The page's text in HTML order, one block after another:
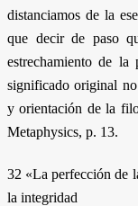
distanciamos de la
que decir de paso
estrechamiento de la
significado original
y orientación de la
Metaphysics, p. 13.
32 «La perfección de
la integridad